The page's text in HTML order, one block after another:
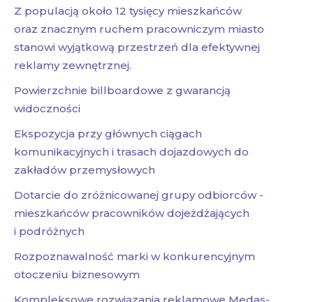
Z populacją około 12 tysięcy mieszkańców
oraz znacznym ruchem pracowniczym miasto
stanowi wyjątkową przestrzeń dla efektywnej
reklamy zewnętrznej.
Powierzchnie billboardowe z gwarancją
widoczności
Ekspozycja przy głównych ciągach
komunikacyjnych i trasach dojazdowych do
zakładów przemysłowych
Dotarcie do zróżnicowanej grupy odbiorców -
mieszkańców pracowników dojeżdżających
i podróżnych
Rozpoznawalność marki w konkurencyjnym
otoczeniu biznesowym